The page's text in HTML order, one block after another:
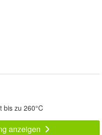
bis zu 260°C
anzeigen